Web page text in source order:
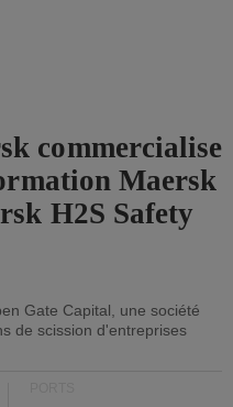
commercialise
Maersk
H2S Safety
Gate Capital, une société
de scission d'entreprises